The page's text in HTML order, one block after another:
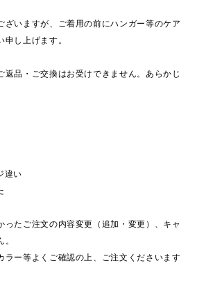
ざいますが、ご着用の前にハンガー等のケア
し上げます。
返品・ご交換はお受けできません。あらかじ
違い
ったご注文の内容変更（追加・変更）、キャ
ラー等よくご確認の上、ご注文くださいます